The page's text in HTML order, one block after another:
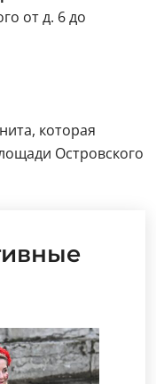
от д. 6 до
которая
Островского